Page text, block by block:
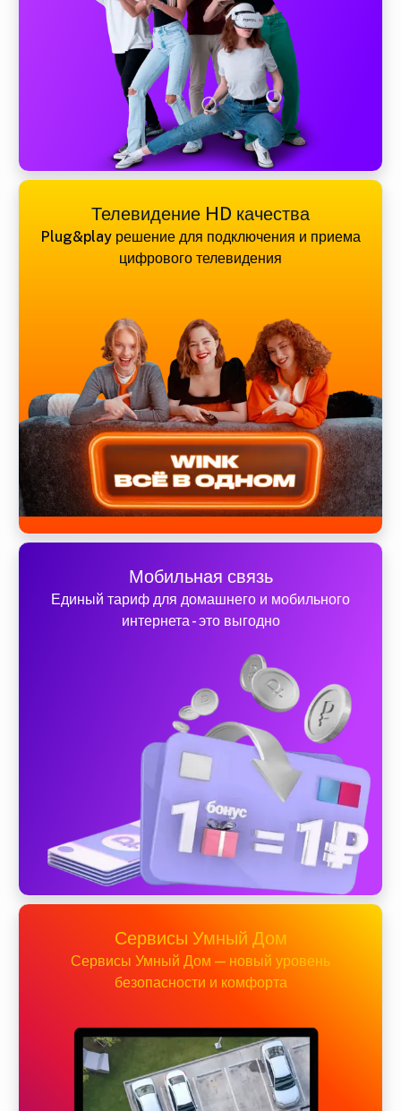
Телевидение HD качества
Plug&play решение для подключения и приема
цифрового телевидения
Мобильная связь
Единый тариф для домашнего и мобильного
интернета - это выгодно
Сервисы Умный Дом
Сервисы Умный Дом — новый уровень
безопасности и комфорта